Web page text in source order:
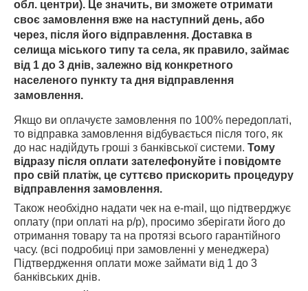
обл. центри). Це значить, ви зможете отримати
своє замовлення вже на наступний день, або
через, після його відправлення. Доставка в
селища міського типу та села, як правило, займає
від 1 до 3 днів, залежно від конкретного
населеного пункту та дня відправлення
замовлення.
Якщо ви оплачуєте замовлення по 100% передоплаті,
то відправка замовлення відбувається після того, як
до нас надійдуть гроші з банківської системи. Тому
відразу після оплати зателефонуйте і повідомте
про свій платіж, це суттєво прискорить процедуру
відправлення замовлення.
Також необхідно надати чек на e-mail, що підтверджує
оплату (при оплаті на р/р), просимо зберігати його до
отримання товару та на протязі всього гарантійного
часу. (всі подробиці при замовленні у менеджера)
Підтвердження оплати може займати від 1 до 3
банківських днів.